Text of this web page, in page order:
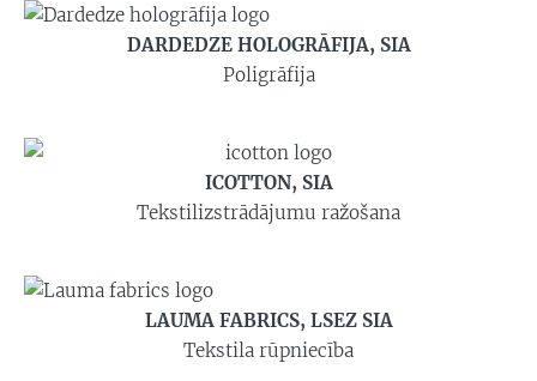
DARDEDZE HOLOGRĀFIJA, SIA
Poligrāfija
ICOTTON, SIA
Tekstilizstrādājumu ražošana
LAUMA FABRICS, LSEZ SIA
Tekstila rūpniecība